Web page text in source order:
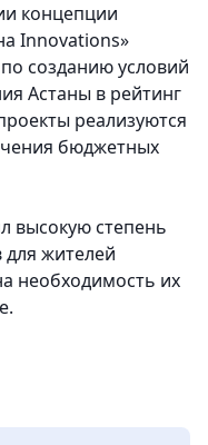
концепции
Innovations»
созданию условий
Астаны в рейтинг
реализуются
бюджетных
высокую степень
для жителей
необходимость их